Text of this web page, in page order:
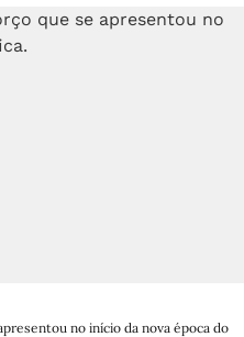
no início da nova época do